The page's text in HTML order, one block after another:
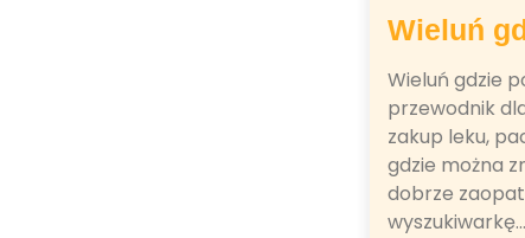
Wieluń
Wieluń gdzie
przewodnik
zakup leku,
gdzie można
dobrze
wyszukiwarkę…